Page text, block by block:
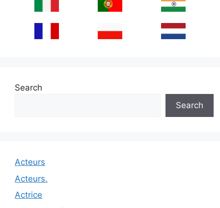
Search
Search
Acteurs
Acteurs.
Actrice